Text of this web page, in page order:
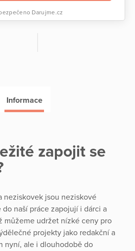
Darujme.cz
Informace
zapojit se
neziskovek jsou neziskové
naší práce zapojují i dárci a
můžeme udržet nízké ceny pro
projekty jako redakční a
nyní, ale i dlouhodobě do